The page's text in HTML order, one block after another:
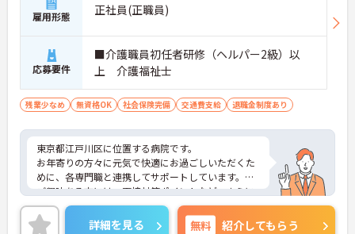
雇用形態 正社員(正職員)
応募要件
■介護職員初任者研修（ヘルパー2級）以
上 介護福祉士
残業少なめ 無資格OK 社会保険完備 交通費支給 退職金制度あり
東京都江戸川区に位置する病院です。
お年寄りの方々に元気で快適にお過ごしいただくた
めに、各専門職と連携してサポートしています。
ご興味ある方には、面接対策ポイントなど、さらに
詳細をお話しいたしますのでお気軽にご相談くださ
い！
詳細を見る 無料 紹介してもらう